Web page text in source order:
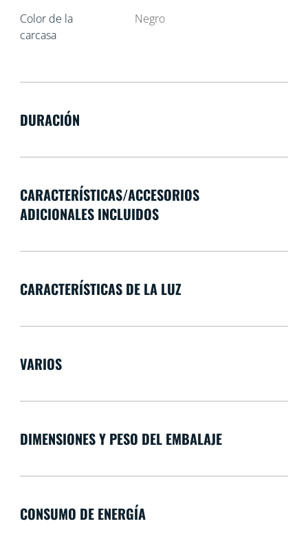
Color de la
carcasa
Negro
DURACIÓN
CARACTERÍSTICAS/ACCESORIOS
ADICIONALES INCLUIDOS
CARACTERÍSTICAS DE LA LUZ
VARIOS
DIMENSIONES Y PESO DEL EMBALAJE
CONSUMO DE ENERGÍA